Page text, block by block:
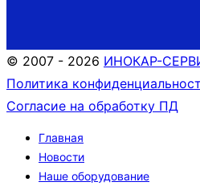
© 2007 - 2026 ИНОКАР-
Политика
Согласие на обработку ПД
Главная
Новости
Наше оборудование